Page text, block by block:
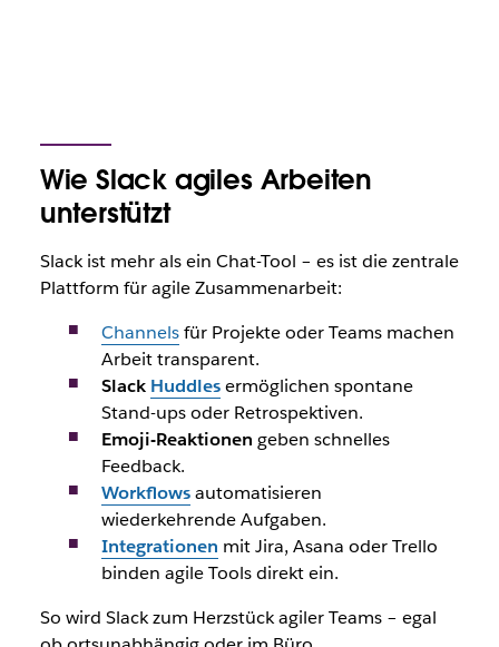
Wie Slack agiles Arbeiten
unterstützt
Slack ist mehr als ein Chat-Tool – es ist die zentrale
Plattform für agile Zusammenarbeit:
Channelsfür Projekte oder Teams machen
Arbeit transparent.
Slack Huddlesermöglichen spontane
Stand-ups oder Retrospektiven.
Emoji-Reaktionen geben schnelles
Feedback.
Workflowsautomatisieren
wiederkehrende Aufgaben.
Integrationen mit Jira, Asana oder Trello
binden agile Tools direkt ein.
So wird Slack zum Herzstück agiler Teams – egal